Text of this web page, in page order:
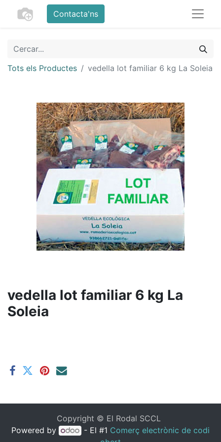
Contacta'ns
Tots els Productes vedella lot familiar 6 kg La Soleia
vedella lot familiar 6 kg La
Soleia
Copyright © El Rodal SCCL
Powered by
- El #1 Comerç electrònic de codi